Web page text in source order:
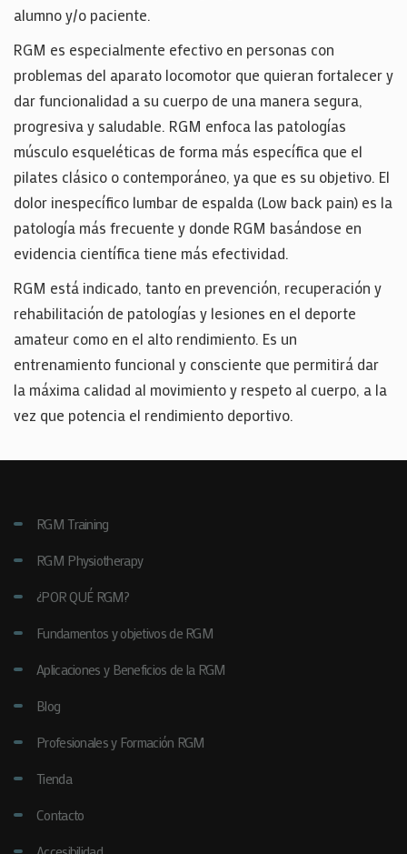
alumno y/o paciente.
RGM es especialmente efectivo en personas con
problemas del aparato locomotor que quieran fortalecer y
dar funcionalidad a su cuerpo de una manera segura,
progresiva y saludable. RGM enfoca las patologías
músculo esqueléticas de forma más específica que el
pilates clásico o contemporáneo, ya que es su objetivo. El
dolor inespecífico lumbar de espalda (Low back pain) es la
patología más frecuente y donde RGM basándose en
evidencia científica tiene más efectividad.
RGM está indicado, tanto en prevención, recuperación y
rehabilitación de patologías y lesiones en el deporte
amateur como en el alto rendimiento. Es un
entrenamiento funcional y consciente que permitirá dar
la máxima calidad al movimiento y respeto al cuerpo, a la
vez que potencia el rendimiento deportivo.
RGM Training
RGM Physiotherapy
¿POR QUÉ RGM?
Fundamentos y objetivos de RGM
Aplicaciones y Beneficios de la RGM
Blog
Profesionales y Formación RGM
Tienda
Contacto